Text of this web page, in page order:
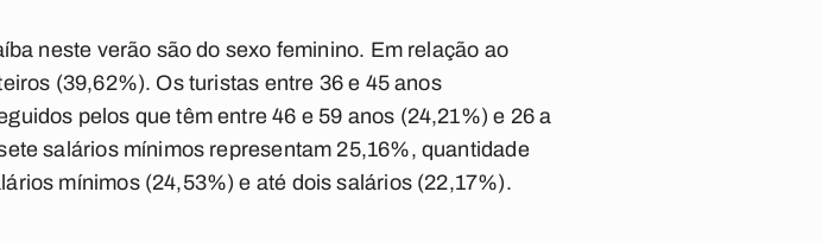
neste verão são do sexo feminino. Em relação ao
(39,62%). Os turistas entre 36 e 45 anos
pelos que têm entre 46 e 59 anos (24,21%) e 26 a
salários mínimos representam 25,16%, quantidade
mínimos (24,53%) e até dois salários (22,17%).